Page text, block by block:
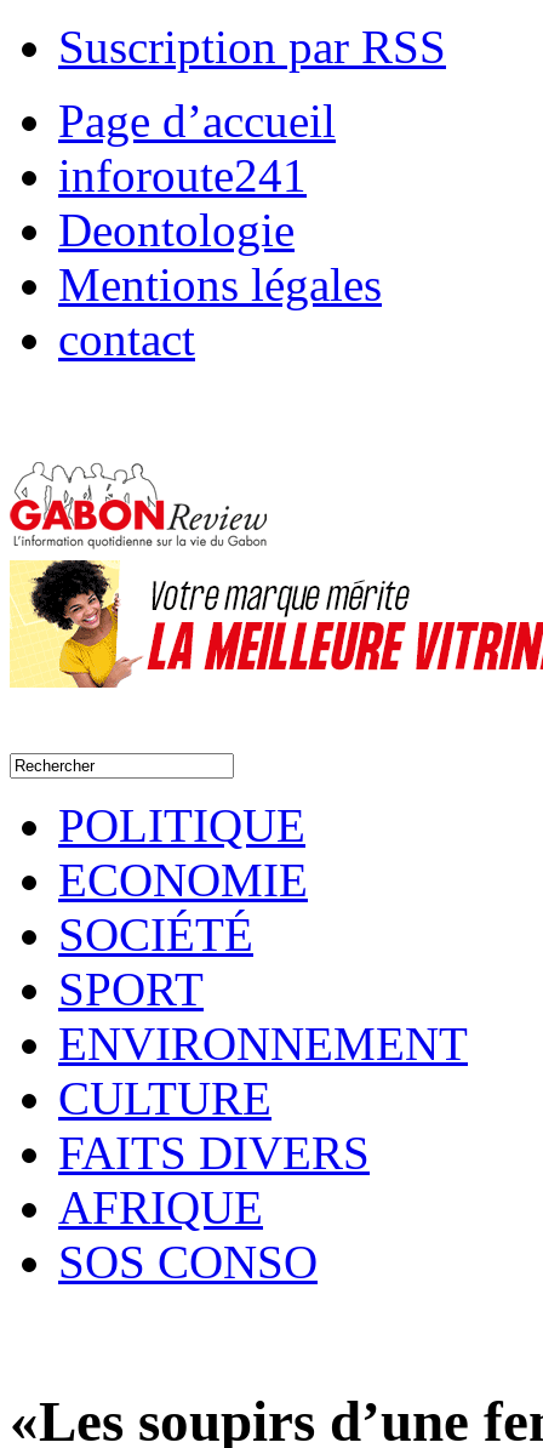
Suscription par RSS
Page d’accueil
inforoute241
Deontologie
Mentions légales
contact
POLITIQUE
ECONOMIE
SOCIÉTÉ
SPORT
ENVIRONNEMENT
CULTURE
FAITS DIVERS
AFRIQUE
SOS CONSO
«Les soupirs d’une